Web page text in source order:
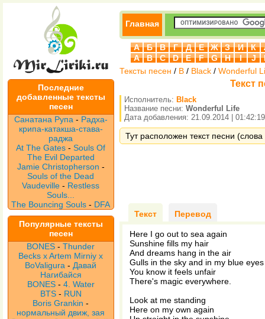
Последние
добавленные тексты
песен
Санатана Рупа - Радха-
крипа-катакша-става-
раджа
At The Gates -Souls Of
The Evil Departed
Jamie Christopherson -
Souls of the Dead
Vaudeville- Restless
Souls...
The Bouncing Souls - DFA
Популярные тексты
песен
BONES -Thunder
Becks x Artem Mirniy x
BoValigura - Давай
Нагибайся
BONES - 4. Water
BTS - RUN
Boris Grankin -
нормальный движ, зая
Главная
А Б В Г Д Е Ж З И К
A
B C D E F G H I J
Тексты песен / B / Black / Wonderful
Текст
Исполнитель: Black
Название песни: Wonderful Life
Дата добавления: 21.09.2014 | 01:42:19
Тут расположен текст песни
Текст Перевод
Here I go out to sea again
Sunshine fills my hair
And dreams hang in the air
Gulls in the sky and in my blue eyes
You know it feels unfair
There's magic everywhere.
Look at me standing
Here on my own again